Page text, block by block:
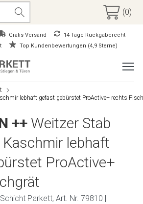
(0)
Gratis Versand
14 Tage Rückgaberecht
Top Kundenbewertungen (4,9 Sterne)
lebhaft gefast gebürstet ProActive+ rechts
++ Weitzer Stab
lebhaft
ProActive+
Parkett, Art. Nr. 79810 |